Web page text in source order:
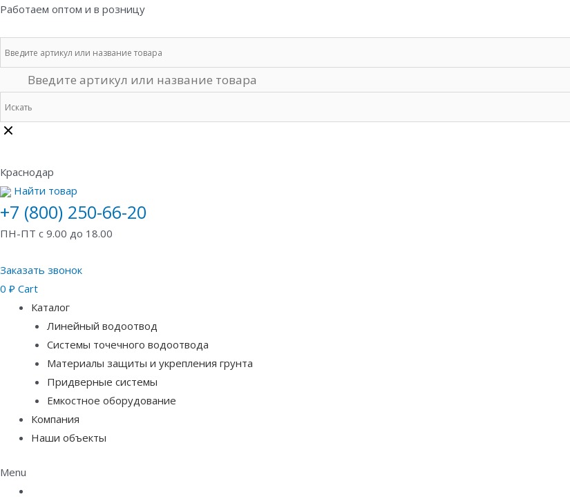
Перейти
Работаем оптом и в розницу
Краснодар
Найти товар
+7 (800) 250-66-20
ПН-ПТ с 9.00 до 18.00
Заказать звонок
0 ₽ Cart
Каталог
Линейный водоотвод
Системы точечного водоотвода
Материалы защиты и укрепления грунта
Придверные системы
Емкостное оборудование
Компания
Наши объекты
Menu